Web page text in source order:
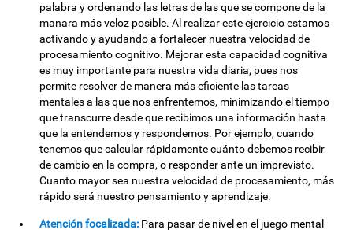
palabra y ordenando las letras de las que se compone de la
manara más veloz posible. Al realizar este ejercicio estamos
activando y ayudando a fortalecer nuestra velocidad de
procesamiento cognitivo. Mejorar esta capacidad cognitiva
es muy importante para nuestra vida diaria, pues nos
permite resolver de manera más eficiente las tareas
mentales a las que nos enfrentemos, minimizando el tiempo
que transcurre desde que recibimos una información hasta
que la entendemos y respondemos. Por ejemplo, cuando
tenemos que calcular rápidamente cuánto debemos recibir
de cambio en la compra, o responder ante un imprevisto.
Cuanto mayor sea nuestra velocidad de procesamiento, más
rápido será nuestro pensamiento y aprendizaje.
Atención focalizada: Para pasar de nivel en el juego mental